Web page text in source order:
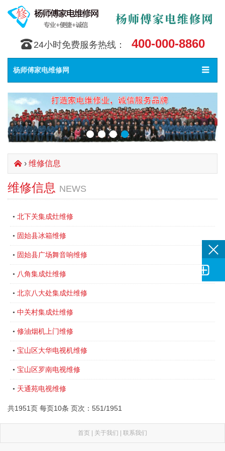
󰇯 24小时免费服务热线： 400-000-8860
Toggle
󰀥
杨师傅家电维修网
󰄫 › 维修信息
维修信息 NEWS
• 北下关集成灶维修
• 固始县冰箱维修
• 固始县广场舞音响维修
• 八角集成灶维修
• 北京八大处集成灶维修
• 中关村集成灶维修
• 修油烟机上门维修
• 宝山区大华电视机维修
• 宝山区罗南电视维修
• 天通苑电视维修
共1951页 每页10条 页次：551/1951
首页 | 关于我们 | 联系我们
